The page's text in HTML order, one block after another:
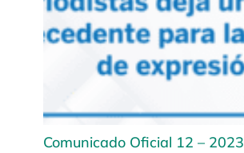
Comunicado Oficial 12 – 2023